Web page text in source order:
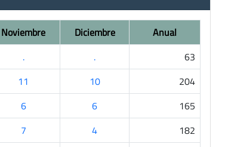
Noviembre Diciembre
Anual
. .
63
11 10
204
6 6
165
7 4
182